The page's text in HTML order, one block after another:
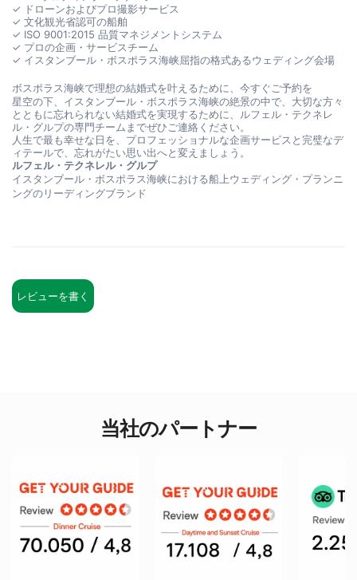
✓ ドローンおよびプロ撮影サービス
✓ 文化観光省認可の船舶
✓ ISO 9001:2015 品質マネジメントシステム
✓ プロの企画・サービスチーム
✓ イスタンブール・ボスポラス海峡屈指の格式あるウェディング会場
ボスポラス海峡で理想の結婚式を叶えるために、今すぐご予約を
星空の下、イスタンブール・ボスポラス海峡の絶景の中で、大切な方々
とともに忘れられない結婚式を実現するために、ルフェル・テクネレ
ル・グルプの専門チームまでぜひご連絡ください。
人生で最も幸せな日を、プロフェッショナルな企画サービスと完璧なデ
ィテールで、忘れがたい思い出へと変えましょう。
ルフェル・テクネレル・グルプ
イスタンブール・ボスポラス海峡における船上ウェディング・プランニ
ングのリーディングブランド
レビューを書く
当社のパートナー